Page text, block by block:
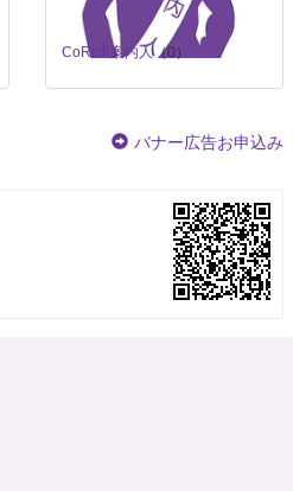
CoRich案内人（0）
バナー広告お申込み